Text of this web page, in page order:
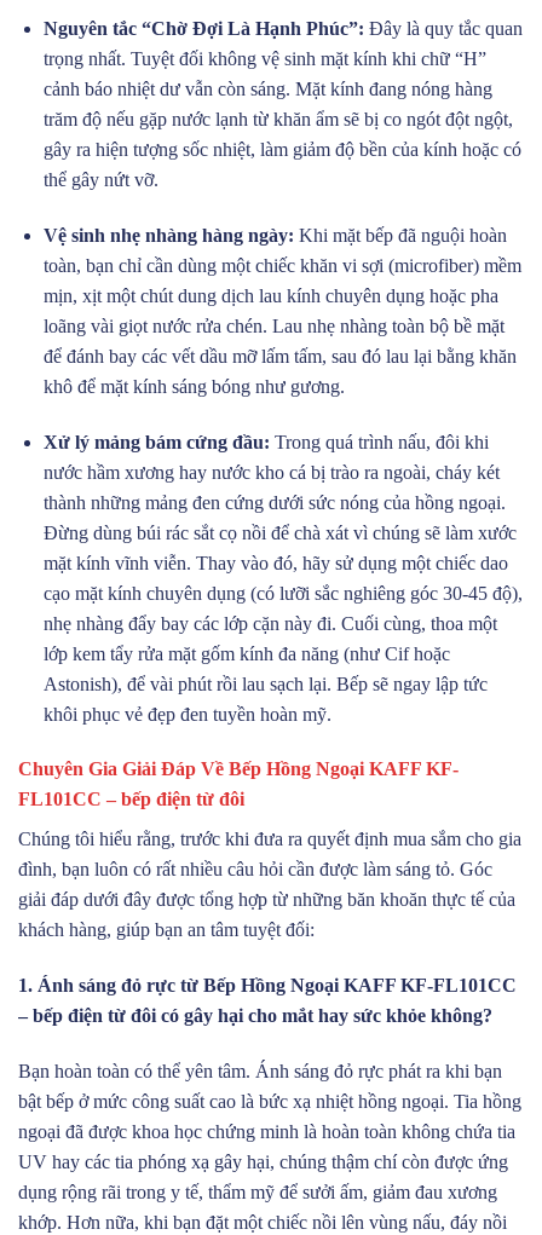
Nguyên tắc “Chờ Đợi Là Hạnh Phúc”: Đây là quy tắc quan
trọng nhất. Tuyệt đối không vệ sinh mặt kính khi chữ “H”
cảnh báo nhiệt dư vẫn còn sáng. Mặt kính đang nóng hàng
trăm độ nếu gặp nước lạnh từ khăn ẩm sẽ bị co ngót đột ngột,
gây ra hiện tượng sốc nhiệt, làm giảm độ bền của kính hoặc có
thể gây nứt vỡ.
Vệ sinh nhẹ nhàng hàng ngày: Khi mặt bếp đã nguội hoàn
toàn, bạn chỉ cần dùng một chiếc khăn vi sợi (microfiber) mềm
mịn, xịt một chút dung dịch lau kính chuyên dụng hoặc pha
loãng vài giọt nước rửa chén. Lau nhẹ nhàng toàn bộ bề mặt
để đánh bay các vết dầu mỡ lấm tấm, sau đó lau lại bằng khăn
khô để mặt kính sáng bóng như gương.
Xử lý mảng bám cứng đầu: Trong quá trình nấu, đôi khi
nước hầm xương hay nước kho cá bị trào ra ngoài, cháy két
thành những mảng đen cứng dưới sức nóng của hồng ngoại.
Đừng dùng búi rác sắt cọ nồi để chà xát vì chúng sẽ làm xước
mặt kính vĩnh viễn. Thay vào đó, hãy sử dụng một chiếc dao
cạo mặt kính chuyên dụng (có lưỡi sắc nghiêng góc 30-45 độ),
nhẹ nhàng đẩy bay các lớp cặn này đi. Cuối cùng, thoa một
lớp kem tẩy rửa mặt gốm kính đa năng (như Cif hoặc
Astonish), để vài phút rồi lau sạch lại. Bếp sẽ ngay lập tức
khôi phục vẻ đẹp đen tuyền hoàn mỹ.
Chuyên Gia Giải Đáp Về Bếp Hồng Ngoại KAFF KF-
FL101CC – bếp điện từ đôi
Chúng tôi hiểu rằng, trước khi đưa ra quyết định mua sắm cho gia
đình, bạn luôn có rất nhiều câu hỏi cần được làm sáng tỏ. Góc
giải đáp dưới đây được tổng hợp từ những băn khoăn thực tế của
khách hàng, giúp bạn an tâm tuyệt đối:
1. Ánh sáng đỏ rực từ Bếp Hồng Ngoại KAFF KF-FL101CC
– bếp điện từ đôi có gây hại cho mắt hay sức khỏe không?
Bạn hoàn toàn có thể yên tâm. Ánh sáng đỏ rực phát ra khi bạn
bật bếp ở mức công suất cao là bức xạ nhiệt hồng ngoại. Tia hồng
ngoại đã được khoa học chứng minh là hoàn toàn không chứa tia
UV hay các tia phóng xạ gây hại, chúng thậm chí còn được ứng
dụng rộng rãi trong y tế, thẩm mỹ để sưởi ấm, giảm đau xương
khớp. Hơn nữa, khi bạn đặt một chiếc nồi lên vùng nấu, đáy nồi